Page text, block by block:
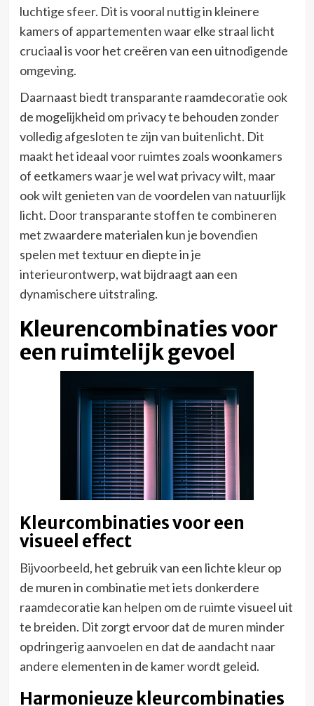
luchtige sfeer. Dit is vooral nuttig in kleinere
kamers of appartementen waar elke straal licht
cruciaal is voor het creëren van een uitnodigende
omgeving.
Daarnaast biedt transparante raamdecoratie ook
de mogelijkheid om privacy te behouden zonder
volledig afgesloten te zijn van buitenlicht. Dit
maakt het ideaal voor ruimtes zoals woonkamers
of eetkamers waar je wel wat privacy wilt, maar
ook wilt genieten van de voordelen van natuurlijk
licht. Door transparante stoffen te combineren
met zwaardere materialen kun je bovendien
spelen met textuur en diepte in je
interieurontwerp, wat bijdraagt aan een
dynamischere uitstraling.
Kleurencombinaties voor
een ruimtelijk gevoel
Kleurcombinaties voor een
visueel effect
Bijvoorbeeld, het gebruik van een lichte kleur op
de muren in combinatie met iets donkerdere
raamdecoratie kan helpen om de ruimte visueel uit
te breiden. Dit zorgt ervoor dat de muren minder
opdringerig aanvoelen en dat de aandacht naar
andere elementen in de kamer wordt geleid.
Harmonieuze kleurcombinaties